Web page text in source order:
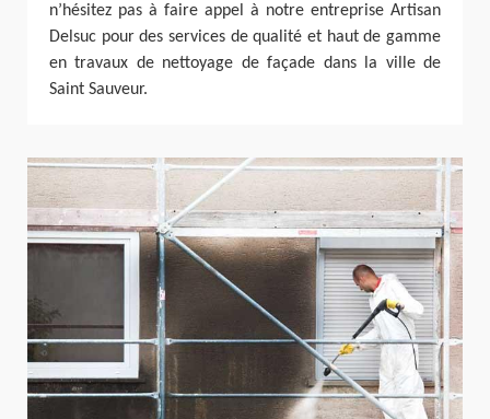
n’hésitez pas à faire appel à notre entreprise Artisan
Delsuc pour des services de qualité et haut de gamme
en travaux de nettoyage de façade dans la ville de
Saint Sauveur.